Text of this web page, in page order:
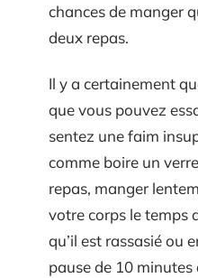
chances de manger
deux repas.
Il y a certainement
que vous pouvez
sentez une faim
comme boire un
repas, manger
votre corps le temps
qu’il est rassasié ou
pause de 10 minutes